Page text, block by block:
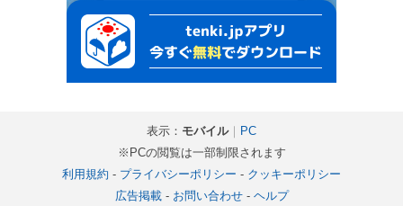
表示： モバイル｜ PC
※PCの閲覧は一部制限されます
利用規約 - プライバシーポリシー - クッキーポリシー
広告掲載- お問い合わせ- ヘルプ